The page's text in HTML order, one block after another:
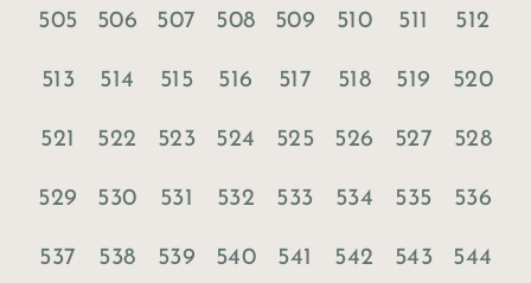
505 506 507 508 509 510 511 512
513 514 515 516 517 518 519 520
521 522 523 524 525 526 527 528
529 530 531 532 533 534 535 536
537 538 539 540 541 542 543 544